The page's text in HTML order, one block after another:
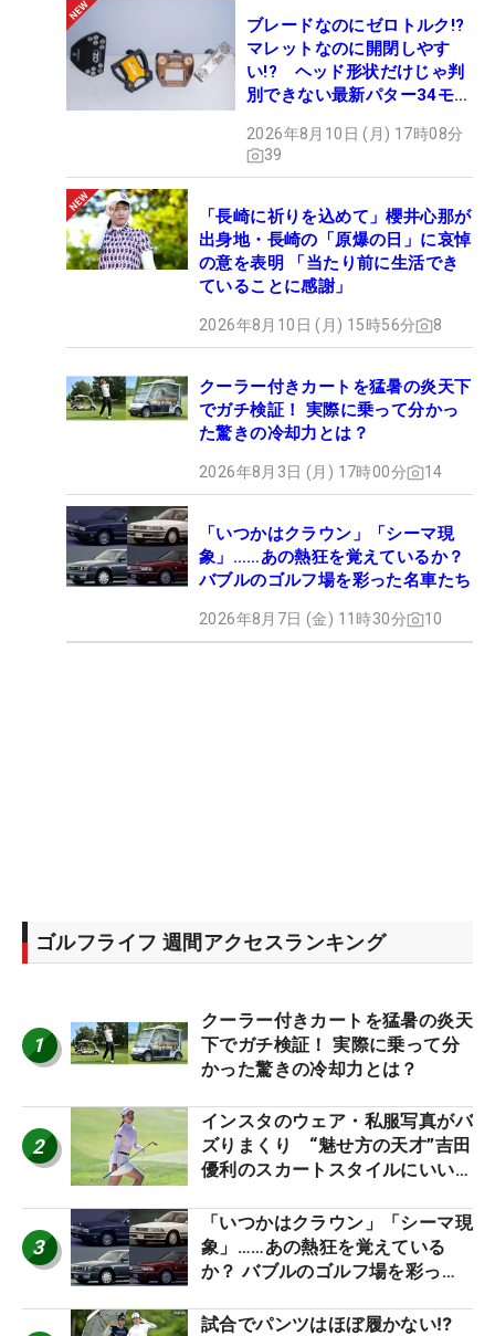
ブレードなのにゼロトルク!?
マレットなのに開閉しやす
い!? ヘッド形状だけじゃ判
別できない最新パター34モデ
#ギアカタログ2026
2026年8月10日 (月) 17時08分
39
「長崎に祈りを込めて」櫻井心那が
出身地・長崎の「原爆の日」に哀悼
の意を表明 「当たり前に生活でき
ていることに感謝」
2026年8月10日 (月) 15時56分 8
クーラー付きカートを猛暑の炎天下
でガチ検証！ 実際に乗って分かっ
た驚きの冷却力とは？
2026年8月3日 (月) 17時00分 14
「いつかはクラウン」「シーマ現
象」……あの熱狂を覚えているか？
バブルのゴルフ場を彩った名車たち
2026年8月7日 (金) 11時30分 10
ゴルフライフ 週間アクセスランキング
1
クーラー付きカートを猛暑の炎天
下でガチ検証！ 実際に乗って分
かった驚きの冷却力とは？
2
インスタのウェア・私服写真がバ
ズりまくり “魅せ方の天才”吉田
優利のスカートスタイルにいい
3
「いつかはクラウン」「シーマ現
象」……あの熱狂を覚えている
か？ バブルのゴルフ場を彩った
試合でパンツはほぼ履かない⁉